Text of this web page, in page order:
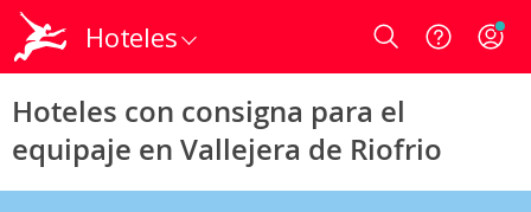
Hoteles Login
Hoteles con consigna para el
equipaje en Vallejera de Riofrio